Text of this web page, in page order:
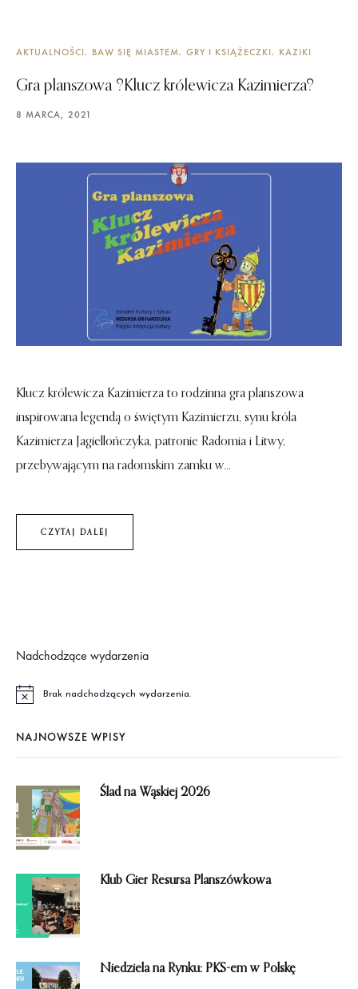
AKTUALNOŚCI BAW SIĘ MIASTEM GRY I KSIĄŻECZKI KAZIKI
Gra planszowa ?Klucz królewicza Kazimierza?
8 MARCA, 2021
Klucz królewicza Kazimierza to rodzinna gra planszowa
inspirowana legendą o świętym Kazimierzu, synu króla
Kazimierza Jagiellończyka, patronie Radomia i Litwy,
przebywającym na radomskim zamku w...
CZYTAJ DALEJ
Nadchodzące wydarzenia
i
e
n
i
Brak nadchodzących wydarzenia.
NAJNOWSZE WPISY
Ślad na Wąskiej 2026
Klub Gier Resursa Planszówkowa
Niedziela na Rynku: PKS-em w Polskę